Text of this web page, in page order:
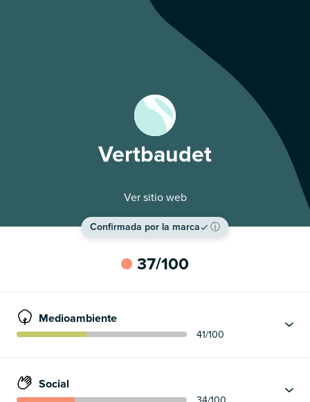
Vertbaudet
Ver sitio web
Confirmada por la marca ⓘ
37/100
Medioambiente
41/100
Social